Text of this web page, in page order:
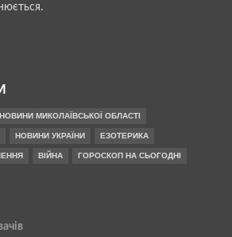
НОВИНИ МИКОЛАЇВСЬКОЇ ОБЛАСТІ
НОВИНИ УКРАЇНИ ЕЗОТЕРИКА
ВІЙНА ГОРОСКОП НА СЬОГОДНІ